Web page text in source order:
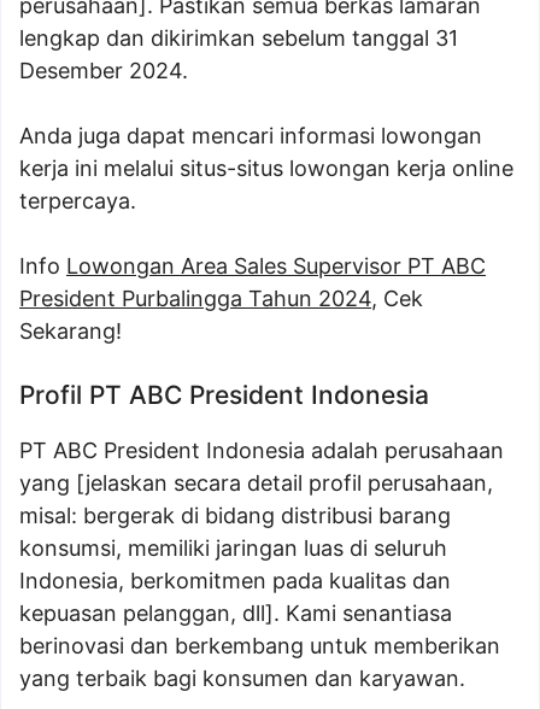
perusahaan]. Pastikan semua berkas lamaran
lengkap dan dikirimkan sebelum tanggal 31
Desember 2024.
Anda juga dapat mencari informasi lowongan
kerja ini melalui situs-situs lowongan kerja online
terpercaya.
Info Lowongan Area Sales Supervisor PT ABC
President Purbalingga Tahun 2024, Cek
Sekarang!
Profil PT ABC President Indonesia
PT ABC President Indonesia adalah perusahaan
yang [jelaskan secara detail profil perusahaan,
misal: bergerak di bidang distribusi barang
konsumsi, memiliki jaringan luas di seluruh
Indonesia, berkomitmen pada kualitas dan
kepuasan pelanggan, dll]. Kami senantiasa
berinovasi dan berkembang untuk memberikan
yang terbaik bagi konsumen dan karyawan.